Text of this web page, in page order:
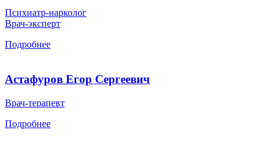
Психиатр-нарколог
Врач-эксперт
Подробнее
Астафуров Егор Сергеевич
Врач-терапевт
Подробнее